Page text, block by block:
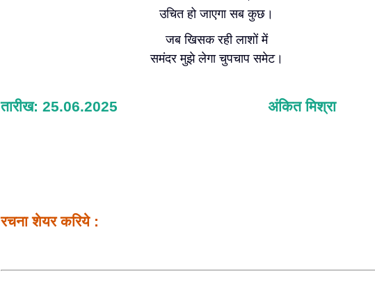
उचित हो जाएगा सब कुछ।
जब खिसक रही लाशों में
समंदर मुझे लेगा चुपचाप समेट।
तारीख: 25.06.2025 अंकित मिश्रा
रचना शेयर करिये :